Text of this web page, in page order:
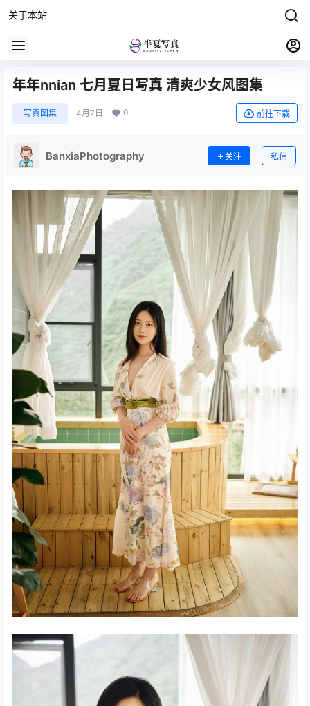
关于本站
年年nnian 七月夏日写真 清爽少女风图集
写真图集 4月7日 0 前往下载
BanxiaPhotography 关注 私信